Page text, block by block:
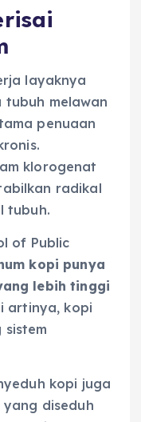
layaknya
tubuh melawan
penuaan
klorogenat
radikal
tubuh.
of Public
kopi punya
lebih tinggi
artinya, kopi
sistem
kopi juga
diseduh